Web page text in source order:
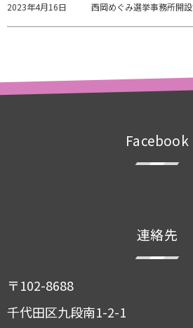
2023年4月16日 西岡めぐみ選挙事務所開設
Facebook
連絡先
〒102-8688
千代田区九段南1-2-1